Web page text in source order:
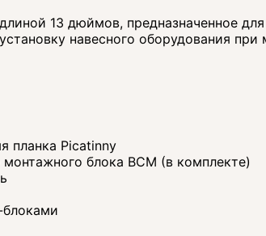
13 дюймов, предназначенное
навесного оборудования
планка Picatinny
блока BCM (в комплекте)